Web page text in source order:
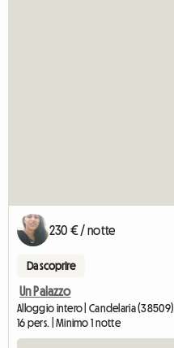
230 € / notte
Da scoprire
Un Palazzo
Alloggio intero | Candelaria (38509)
16 pers. | Minimo 1 notte